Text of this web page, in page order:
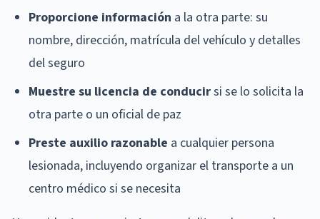
Proporcione información a la otra parte: su
nombre, dirección, matrícula del vehículo y detalles
del seguro
Muestre su licencia de conducirsi se lo solicita la
otra parte o un oficial de paz
Preste auxilio razonable a cualquier persona
lesionada, incluyendo organizar el transporte a un
centro médico si se necesita